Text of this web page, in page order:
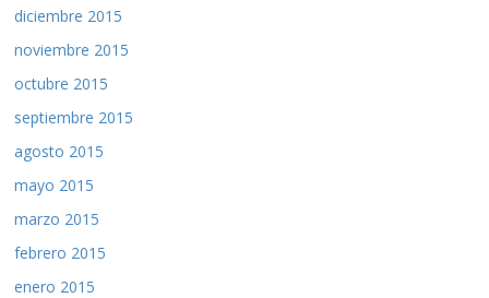
diciembre 2015
noviembre 2015
octubre 2015
septiembre 2015
agosto 2015
mayo 2015
marzo 2015
febrero 2015
enero 2015